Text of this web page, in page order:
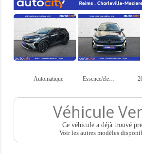
Automatique Essence/electricité
Véhicule
Ce véhicule a déjà trouvé
Voir les autres modèles